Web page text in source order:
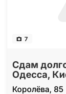
7
Сдам
Одесса,
Королёва, 85